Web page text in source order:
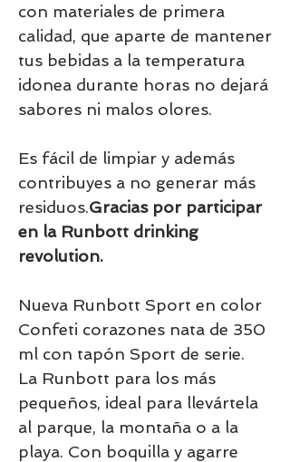
con materiales de primera
calidad, que aparte de mantener
tus bebidas a la temperatura
idonea durante horas no dejará
sabores ni malos olores.
Es fácil de limpiar y además
contribuyes a no generar más
residuos.Gracias por participar
en la Runbott drinking
revolution.
Nueva Runbott Sport en color
Confeti corazones nata de 350
ml con tapón Sport de serie.
La Runbott para los más
pequeños, ideal para llevártela
al parque, la montaña o a la
playa. Con boquilla y agarre